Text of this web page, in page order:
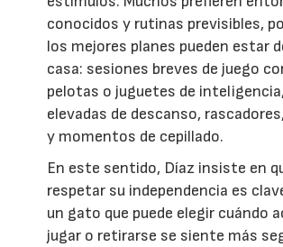
conocidos y rutinas previsibles,
los mejores planes pueden estar
casa: sesiones breves de juego
pelotas o juguetes de
elevadas de descanso,
y momentos de cepillado.
En este sentido, Díaz insiste en
respetar su independencia es
un gato que puede elegir cuándo
jugar o retirarse se siente más